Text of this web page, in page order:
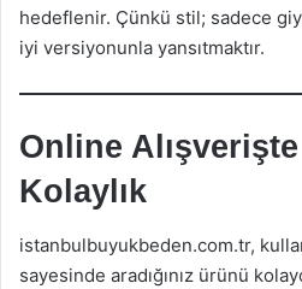
hedeflenir. Çünkü stil; sadece
iyi versiyonunla yansıtmaktır.
Online
Kolaylık
istanbulbuyukbeden.com.tr,
sayesinde aradığınız ürünü